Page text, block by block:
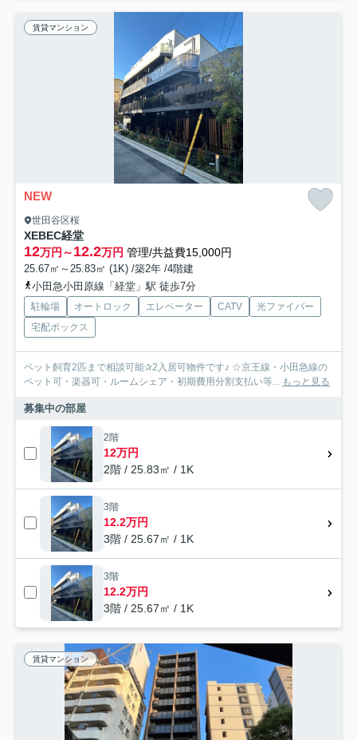
賃貸マンション
NEW
世田谷区桜
XEBEC経堂
12万円～12.2万円 管理/共益費15,000円
25.67㎡～25.83㎡ (1K) /築2年 /4階建
小田急小田原線「経堂」駅 徒歩7分
駐輪場 オートロック エレベーター CATV
光ファイバー
宅配ボックス
ペット飼育2匹まで相談可能✰2入居可物件です♪ ☆京王線・小田急線の
ペット可・楽器可・ルームシェア・初期費用分割支払い等...
もっと見る
募集中の部屋
2階
12万円
2階 / 25.83㎡ / 1K
3階
12.2万円
3階 / 25.67㎡ / 1K
3階
12.2万円
3階 / 25.67㎡ / 1K
賃貸マンション